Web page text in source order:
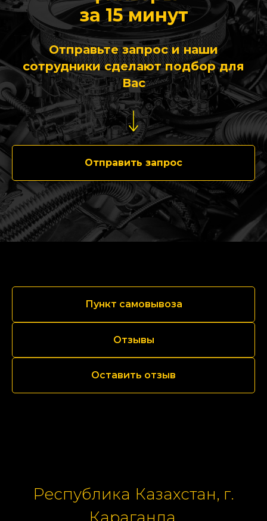
за 15 минут
Отправьте запрос и наши
сотрудники сделают подбор для
Вас
Отправить запрос
Пункт самовывоза
Отзывы
Оставить отзыв
Республика Казахстан, г.